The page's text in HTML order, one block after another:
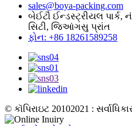
sales@boya-packing.com
બેઈટૌ ઈન્ડસ્ટ્રીયલ
સિટી, જિઆંગસુ પ્રાંત
ફોન: +86 18261589258
© કૉપિરાઇટ 20102021 :